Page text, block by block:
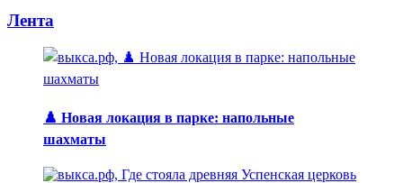
Лента
♟️ Новая локация в парке: напольные
шахматы